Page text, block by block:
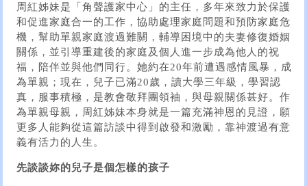
周紅姊妹是「角聲護家中心」的主任，多年來致力於保護
和促進家庭合一的工作，協助處理家庭問題和預防家庭危
機，幫助單親家庭渡過難關，輔導困境中的夫妻修復婚姻
關係，並引導重建後的家庭及個人進一步成為他人的祝
福，陪伴並與他們同行。她約在20年前遭遇感情風暴，成
為單親；現在，兒子已滿20歲，讀大學三年級，學習認
真，服事積極，是教會敬拜團領袖，與母親關係甚好。作
為單親母親，周紅姊妹本身就是一篇充滿神恩的見證，願
更多人能夠從這篇訪談中得到啟發和激勵，靠神渡過有意
義有活力的人生。
先談談妳的兒子是個怎樣的孩子